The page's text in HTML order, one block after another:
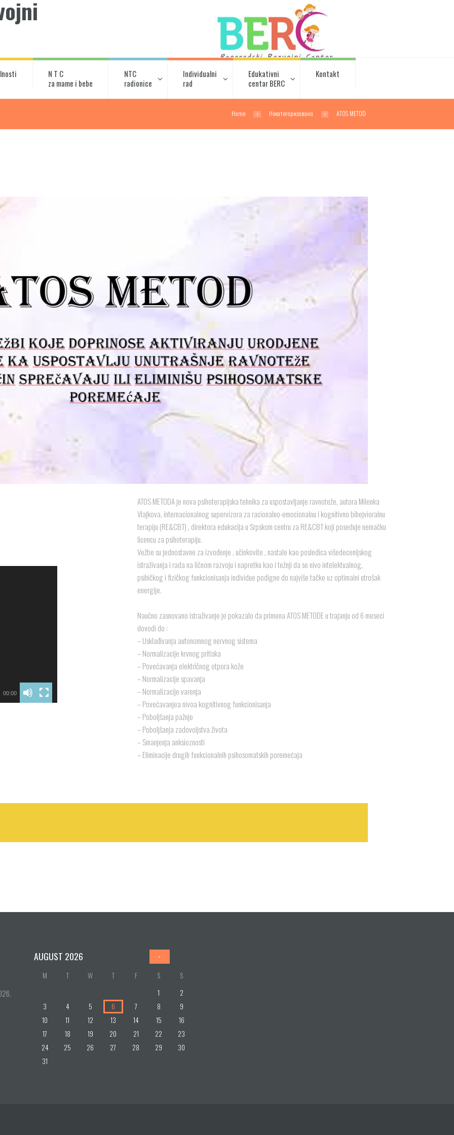
N T C
za mame i bebe
NTC
radionice
Individualni
rad
Edukativni
centar BERC
Kontakt
Home Некатегоризовано ATOS METOD
00:00
ATOS METODA je nova psihoterapijska tehnika za uspostavljanje ravnoteže, autora Milenka
Vlajkova, internacionalnog supervizora za racionalno-emocionalnu i kognitivno bihejvioralnu
terapiju (RE&CBT) , direktora edukacija u Srpskom centru za RE&CBT koji poseduje nemačku
licencu za psihoterapiju.
Vežbe su jednostavne za izvođenje , učinkovite , nastale kao posledica višedecenijskog
istraživanja i rada na ličnom razvoju i napretku kao i težnji da se nivo intelektualnog,
psihičkog i fizičkog funkcionisanja individue podigne do najviše tačke uz optimalni utrošak
energije.
Naučno zasnovano istraživanje je pokazalo da primena ATOS METODE u trajanju od 6 meseci
dovodi do :
– Usklađivanja autonomnog nervnog sistema
– Normalizacije krvnog pritiska
– Povećavanja električnog otpora kože
– Normalizacije spavanja
– Normalizacije varenja
– Povećavanjea nivoa kognitivnog funkcionisanja
– Poboljšanja pažnje
– Poboljšanja zadovoljstva života
– Smanjenja anksioznosti
– Eliminacije drugih funkcionalnih psihosomatskih poremećaja
AUGUST 2026
M T W T F S S
1
2
3
4 5 6 7 8
9
10
11 12 13 14 15
16
17
18 19 20 21 22
23
24
25 26 27 28 29
30
31